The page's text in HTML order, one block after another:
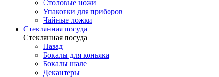
Столовые ножи
Упаковки для приборов
Чайные ложки
Стеклянная посуда
Стеклянная посуда
Назад
Бокалы для коньяка
Бокалы шале
Декантеры